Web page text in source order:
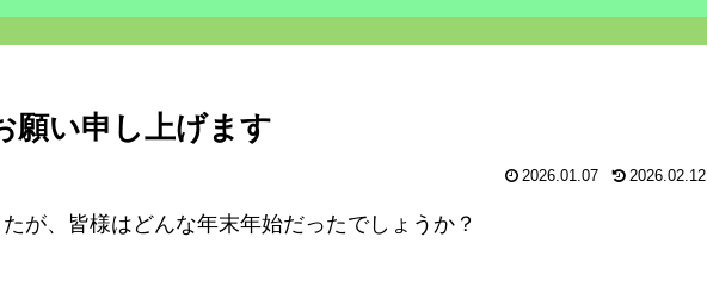
願い申し上げます
2026.01.07 2026.02.12
が、皆様はどんな年末年始だったでしょうか？